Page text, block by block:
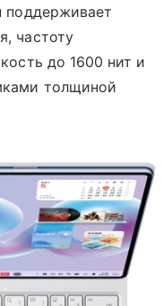
поддерживает
частоту
до 1600 нит и
толщиной